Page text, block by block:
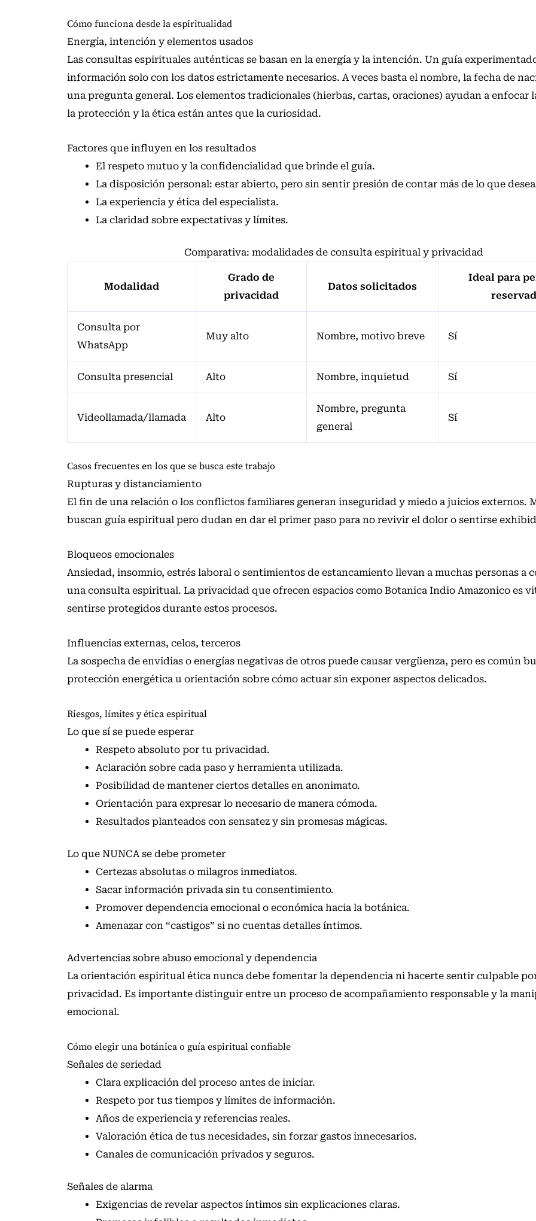
Cómo funciona desde la espiritualidad
Energía, intención y elementos usados
Las consultas espirituales auténticas se basan en la energía y la intención. Un guía
información solo con los datos estrictamente necesarios. A veces basta el nombre, la fecha de
una pregunta general. Los elementos tradicionales (hierbas, cartas, oraciones) ayudan a enfocar
la protección y la ética están antes que la curiosidad.
Factores que influyen en los resultados
El respeto mutuo y la confidencialidad que brinde el guía.
La disposición personal: estar abierto, pero sin sentir presión de contar más de lo que
La experiencia y ética del especialista.
La claridad sobre expectativas y límites.
Comparativa: modalidades de consulta espiritual y privacidad
Modalidad
Grado de
privacidad
Datos solicitados
Ideal para
Consulta por
WhatsApp
Muy alto Nombre, motivo breve Sí
Consulta presencial Alto Nombre, inquietud Sí
Videollamada/llamada Alto
Nombre, pregunta
general
Sí
Casos frecuentes en los que se busca este trabajo
Rupturas y distanciamiento
El fin de una relación o los conflictos familiares generan inseguridad y miedo a juicios externos.
buscan guía espiritual pero dudan en dar el primer paso para no revivir el dolor o sentirse
Bloqueos emocionales
Ansiedad, insomnio, estrés laboral o sentimientos de estancamiento llevan a muchas personas a
una consulta espiritual. La privacidad que ofrecen espacios como Botanica Indio Amazonico es
sentirse protegidos durante estos procesos.
Influencias externas, celos, terceros
La sospecha de envidias o energías negativas de otros puede causar vergüenza, pero es común
protección energética u orientación sobre cómo actuar sin exponer aspectos delicados.
Riesgos, límites y ética espiritual
Lo que sí se puede esperar
Respeto absoluto por tu privacidad.
Aclaración sobre cada paso y herramienta utilizada.
Posibilidad de mantener ciertos detalles en anonimato.
Orientación para expresar lo necesario de manera cómoda.
Resultados planteados con sensatez y sin promesas mágicas.
Lo que NUNCA se debe prometer
Certezas absolutas o milagros inmediatos.
Sacar información privada sin tu consentimiento.
Promover dependencia emocional o económica hacia la botánica.
Amenazar con “castigos” si no cuentas detalles íntimos.
Advertencias sobre abuso emocional y dependencia
La orientación espiritual ética nunca debe fomentar la dependencia ni hacerte sentir culpable
privacidad. Es importante distinguir entre un proceso de acompañamiento responsable y la
emocional.
Cómo elegir una botánica o guía espiritual confiable
Señales de seriedad
Clara explicación del proceso antes de iniciar.
Respeto por tus tiempos y límites de información.
Años de experiencia y referencias reales.
Valoración ética de tus necesidades, sin forzar gastos innecesarios.
Canales de comunicación privados y seguros.
Señales de alarma
Exigencias de revelar aspectos íntimos sin explicaciones claras.